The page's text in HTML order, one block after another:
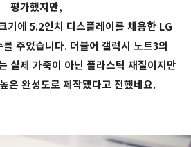
평가했지만,
기에 5.2인치 디스플레이를 채용한 LG
주었습니다. 더불어 갤럭시 노트3의
실제 가죽이 아닌 플라스틱 재질이지만
은 완성도로 제작됐다고 전했네요.